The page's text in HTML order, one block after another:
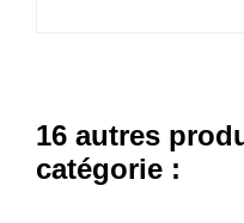
16 autres
catégorie :